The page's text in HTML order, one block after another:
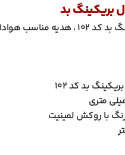
بریکینگ بد
سریال بریکینگ بد.
بد کد 102
با روکش لمینیت